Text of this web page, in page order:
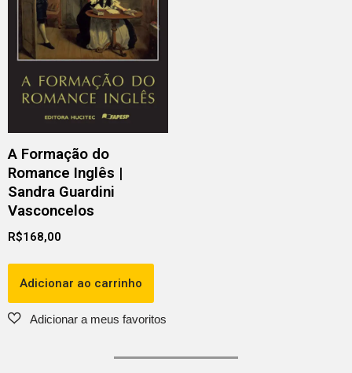
A Formação do
Romance Inglês |
Sandra Guardini
Vasconcelos
R$168,00
Adicionar ao carrinho